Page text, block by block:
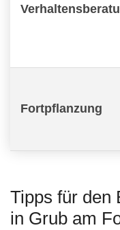
Fortpflanzung
Tipps für den
in Grub am